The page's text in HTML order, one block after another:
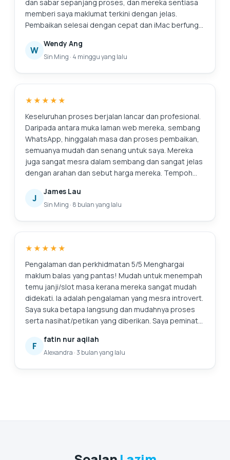
boleh dipercayai dan dikendalikan secara
profesional. Saya tidak teragak-agak untuk
Alexandra kepada sesiapa sahaja yang mencari
servis komputer riba yang boleh dipercayai dan
dan sabar sepanjang proses, dan mereka sentiasa
memberi saya maklumat terkini dengan jelas.
Pembaikan selesai dengan cepat dan iMac berfungsi
kepada saya gambar-gambar pengumpulan habuk
dalaman dan menerangkan servis yang disyorkan
meyakinkan. Terima kasih atas perkhidmatan
profesional!
W
Wendy Ang
Sin Ming · 4 minggu yang lalu
★★★★★
Keseluruhan proses berjalan lancar dan profesional.
Daripada antara muka laman web mereka, sembang
WhatsApp, hinggalah masa dan proses pembaikan,
semuanya mudah dan senang untuk saya. Mereka
juga sangat mesra dalam sembang dan sangat jelas
dengan arahan dan sebut harga mereka. Tempoh
kembali ke sini lagi jika saya perlu membaiki apa-apa
lagi. Dan sudah tentu, komputer riba terasa seperti
J
James Lau
Sin Ming · 8 bulan yang lalu
★★★★★
Pengalaman dan perkhidmatan 5/5 Menghargai
maklum balas yang pantas! Mudah untuk menempah
temu janji/slot masa kerana mereka sangat mudah
didekati. Ia adalah pengalaman yang mesra introvert.
Saya suka betapa langsung dan mudahnya proses
serta nasihat/petikan yang diberikan. Saya peminat
perkhidmatan untuk menggantikan bateri komputer
riba saya, dan saya sangat gembira kerana telah
F
fatin nur aqilah
Alexandra ·3 bulan yang lalu